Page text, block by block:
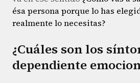
ésa persona porque lo has
realmente lo necesitas?
¿Cuáles son los
dependiente